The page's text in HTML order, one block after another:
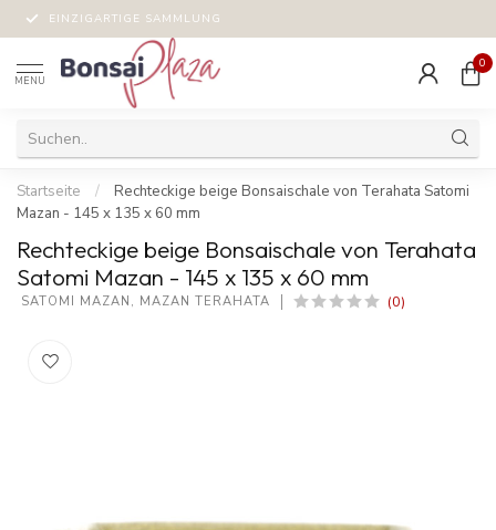
EINZIGARTIGE SAMMLUNG
MENU
0
Startseite /
Rechteckige beige Bonsaischale von Terahata Satomi
Mazan - 145 x 135 x 60 mm
Rechteckige beige Bonsaischale von Terahata
Satomi Mazan - 145 x 135 x 60 mm
SATOMI MAZAN, MAZAN TERAHATA (0)